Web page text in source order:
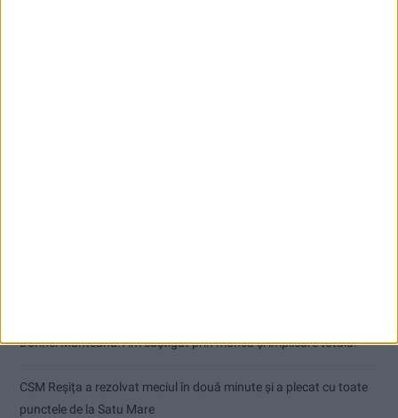
Dorinel Munteanu: Am câștigat prin muncă și implicare totală!
CSM Reșița a rezolvat meciul în două minute și a plecat cu toate
punctele de la Satu Mare